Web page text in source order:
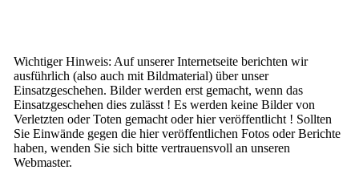
Wichtiger Hinweis: Auf unserer Internetseite berichten wir
ausführlich (also auch mit Bildmaterial) über unser
Einsatzgeschehen. Bilder werden erst gemacht, wenn das
Einsatzgeschehen dies zulässt ! Es werden keine Bilder von
Verletzten oder Toten gemacht oder hier veröffentlicht ! Sollten
Sie Einwände gegen die hier veröffentlichen Fotos oder Berichte
haben, wenden Sie sich bitte vertrauensvoll an unseren
Webmaster.